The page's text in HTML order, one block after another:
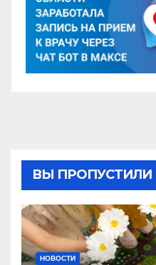
ВЫ ПРОПУСТИЛИ
НОВОСТИ